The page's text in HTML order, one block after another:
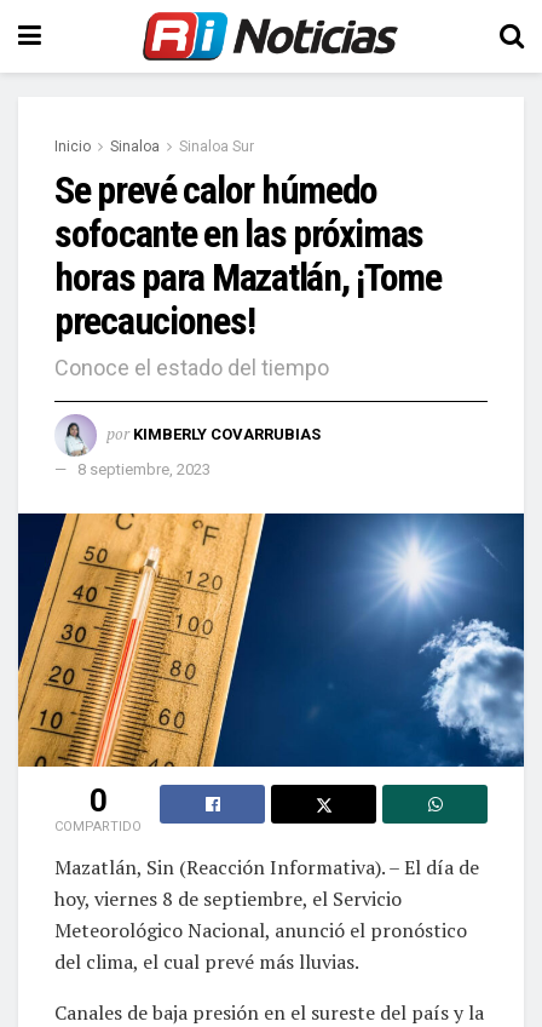
Inicio Sinaloa Sinaloa Sur
Se prevé calor húmedo
sofocante en las próximas
horas para Mazatlán, ¡Tome
precauciones!
Conoce el estado del tiempo
por KIMBERLY COVARRUBIAS
8 septiembre, 2023
0
COMPARTIDO
Mazatlán, Sin (Reacción Informativa). – El día de
hoy, viernes 8 de septiembre, el Servicio
Meteorológico Nacional, anunció el pronóstico
del clima, el cual prevé más lluvias.
Canales de baja presión en el sureste del país y la